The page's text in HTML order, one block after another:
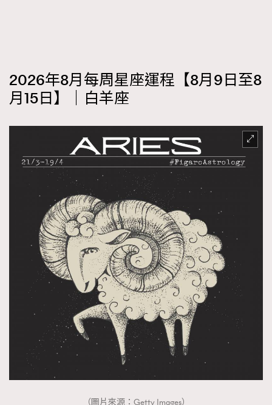
2026年8月每周星座運程【8月9日至8
月15日】｜白羊座
（圖片來源：Getty Images）